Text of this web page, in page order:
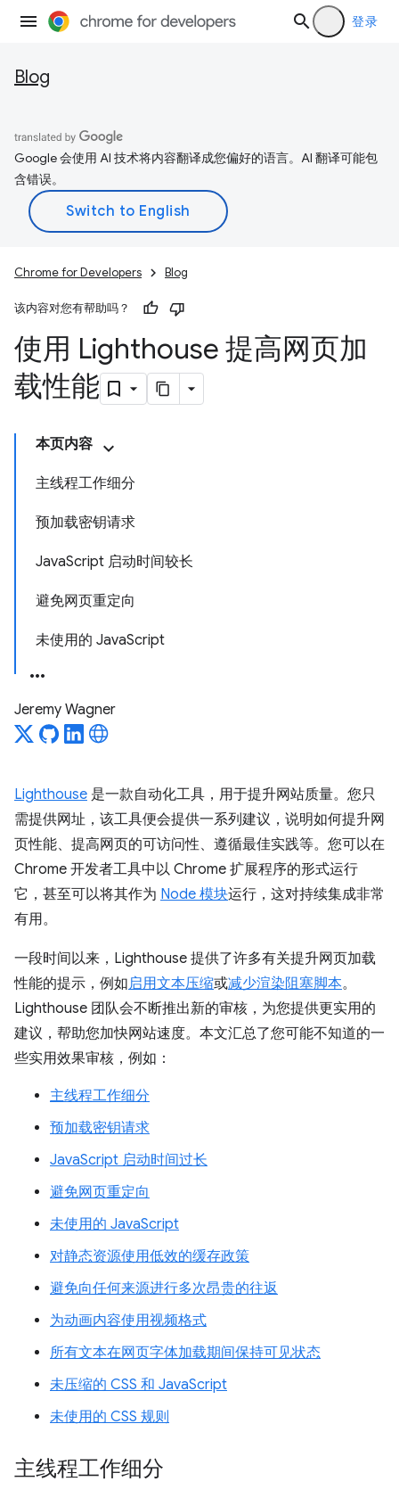
登录
Blog
Google 会使用 AI 技术将内容翻译成您偏好的语言。AI 翻译可能包
含错误。
Chrome for Developers Blog
该内容对您有帮助吗？
使用 Lighthouse 提高网页加
载性能
本页内容
主线程工作细分
预加载密钥请求
JavaScript 启动时间较长
避免网页重定向
未使用的 JavaScript
Jeremy Wagner
Lighthouse 是一款自动化工具，用于提升网站质量。您只
需提供网址，该工具便会提供一系列建议，说明如何提升网
页性能、提高网页的可访问性、遵循最佳实践等。您可以在
Chrome 开发者工具中以 Chrome 扩展程序的形式运行
它，甚至可以将其作为 Node 模块运行，这对持续集成非常
有用。
一段时间以来，Lighthouse 提供了许多有关提升网页加载
性能的提示，例如启用文本压缩或减少渲染阻塞脚本。
Lighthouse 团队会不断推出新的审核，为您提供更实用的
建议，帮助您加快网站速度。本文汇总了您可能不知道的一
些实用效果审核，例如：
主线程工作细分
预加载密钥请求
JavaScript 启动时间过长
避免网页重定向
未使用的 JavaScript
对静态资源使用低效的缓存政策
避免向任何来源进行多次昂贵的往返
为动画内容使用视频格式
所有文本在网页字体加载期间保持可见状态
未压缩的 CSS 和 JavaScript
未使用的 CSS 规则
主线程工作细分